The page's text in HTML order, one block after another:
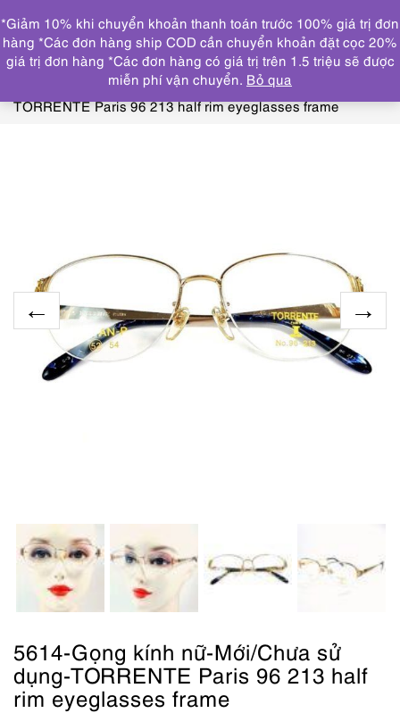
DANH MỤC
Trang chủ KÍNH MẮT
GỌNG KÍNH MỚI/CHƯA SỬ
5614-Gọng kính nữ-Mới/Chưa sử dụng-
TORRENTE Paris 96 213 half rim eyeglasses frame
5614-Gọng kính nữ-Mới/Chưa sử
dụng-TORRENTE Paris 96 213 half
rim eyeglasses frame
*Giảm 10% khi chuyển khoản thanh toán trước 100% giá trị đơn
hàng *Các đơn hàng ship COD cần chuyển khoản đặt cọc 20%
giá trị đơn hàng *Các đơn hàng có giá trị trên 1.5 triệu sẽ được
miễn phí vận chuyển. Bỏ qua